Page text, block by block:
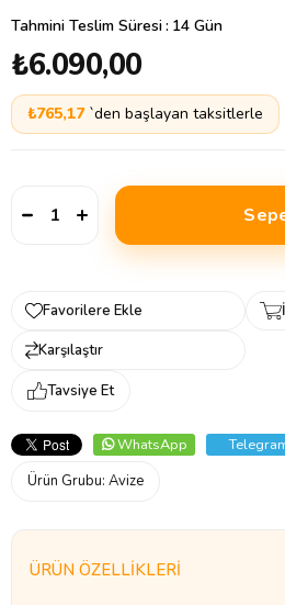
Tahmini Teslim Süresi: 14 Gün
₺6.090,00
₺765,17 `den başlayan taksitlerle
Favorilere Ekle
Karşılaştır
Tavsiye Et
WhatsApp
Ürün Grubu: Avize
ÜRÜN ÖZELLIKLERI